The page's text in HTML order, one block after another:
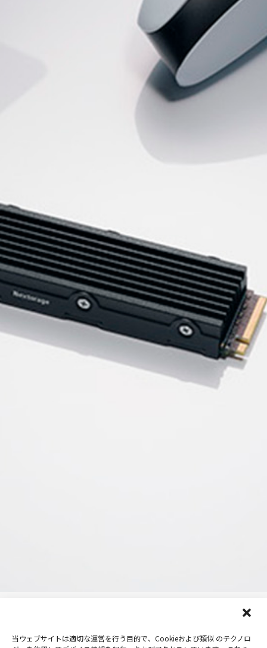
当ウェブサイトは適切な運営を行う目的で、Cookieおよび類似 のテクノロ